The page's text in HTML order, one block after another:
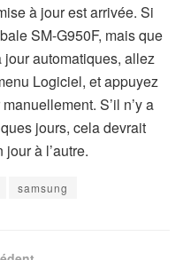
à jour est arrivée. Si
SM-G950F, mais que
automatiques, allez
Logiciel, et appuyez
S’il n’y a
jours, cela devrait
à l’autre.
samsung